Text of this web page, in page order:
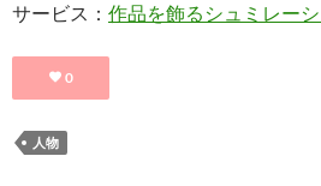
サービス： 作品を飾るシュミレー
0
人物